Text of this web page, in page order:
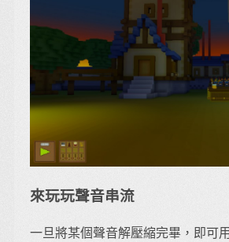
來玩玩聲音串流
一旦將某個聲音解壓縮完畢，即可